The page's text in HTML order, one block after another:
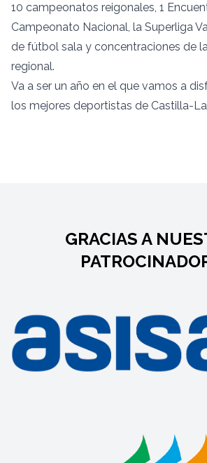
10 campeonatos reigonales, 1
Campeonato Nacional, la Superliga
de fútbol sala y concentraciones de
regional.
Va a ser un año en el que vamos a
los mejores deportistas de Castilla-
GRACIAS A